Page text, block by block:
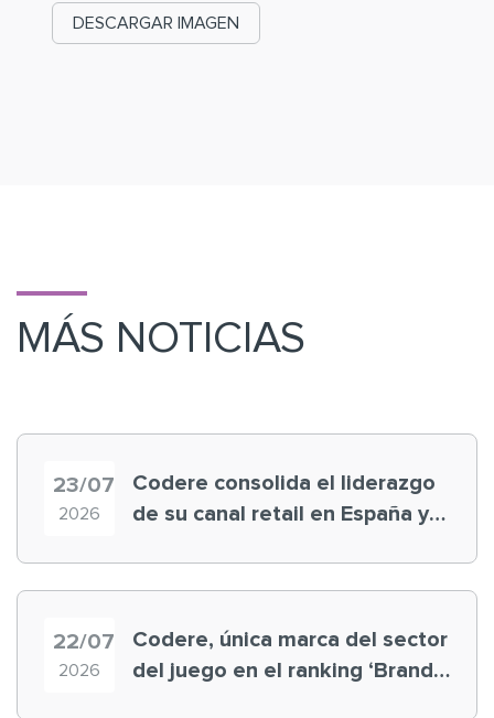
DESCARGAR IMAGEN
MÁS NOTICIAS
23/07
2026
Codere consolida el liderazgo
de su canal retail en España y
22/07
2026
Codere, única marca del sector
del juego en el ranking ‘Brand